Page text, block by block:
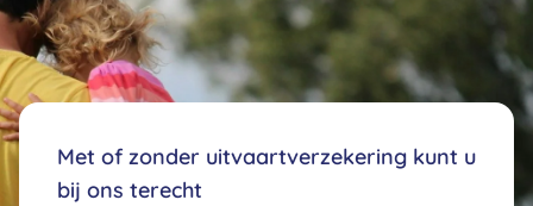
Met of zonder uitvaartverzekering kunt u
bij ons terecht